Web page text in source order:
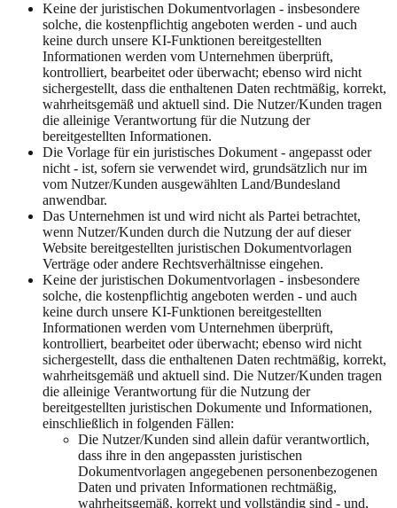
Keine der juristischen Dokumentvorlagen - insbesondere
solche, die kostenpflichtig angeboten werden - und auch
keine durch unsere KI-Funktionen bereitgestellten
Informationen werden vom Unternehmen überprüft,
kontrolliert, bearbeitet oder überwacht; ebenso wird nicht
sichergestellt, dass die enthaltenen Daten rechtmäßig, korrekt,
wahrheitsgemäß und aktuell sind. Die Nutzer/Kunden tragen
die alleinige Verantwortung für die Nutzung der
bereitgestellten Informationen.
Die Vorlage für ein juristisches Dokument - angepasst oder
nicht - ist, sofern sie verwendet wird, grundsätzlich nur im
vom Nutzer/Kunden ausgewählten Land/Bundesland
anwendbar.
Das Unternehmen ist und wird nicht als Partei betrachtet,
wenn Nutzer/Kunden durch die Nutzung der auf dieser
Website bereitgestellten juristischen Dokumentvorlagen
Verträge oder andere Rechtsverhältnisse eingehen.
Keine der juristischen Dokumentvorlagen - insbesondere
solche, die kostenpflichtig angeboten werden - und auch
keine durch unsere KI-Funktionen bereitgestellten
Informationen werden vom Unternehmen überprüft,
kontrolliert, bearbeitet oder überwacht; ebenso wird nicht
sichergestellt, dass die enthaltenen Daten rechtmäßig, korrekt,
wahrheitsgemäß und aktuell sind. Die Nutzer/Kunden tragen
die alleinige Verantwortung für die Nutzung der
bereitgestellten juristischen Dokumente und Informationen,
einschließlich in folgenden Fällen:
Die Nutzer/Kunden sind allein dafür verantwortlich,
dass ihre in den angepassten juristischen
Dokumentvorlagen angegebenen personenbezogenen
Daten und privaten Informationen rechtmäßig,
wahrheitsgemäß, korrekt und vollständig sind - und,